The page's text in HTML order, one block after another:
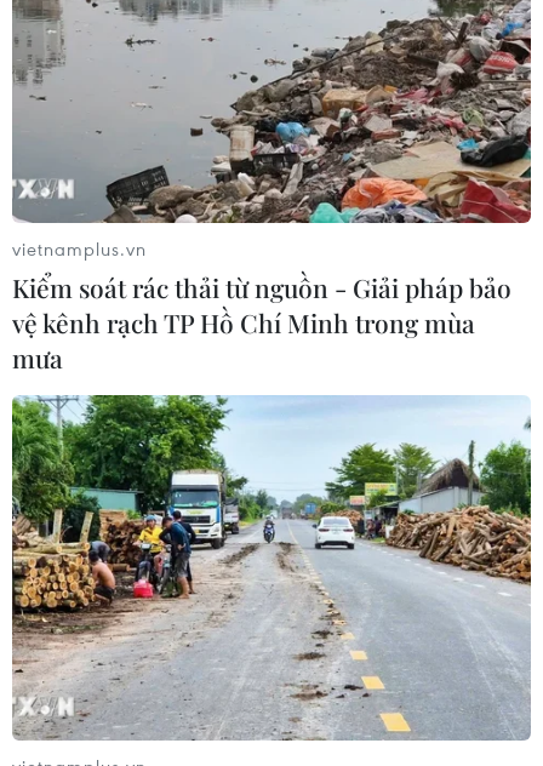
Ông Công Việt Cường tiếp tục được tín nhiệm
giữ chức Chủ tịch Hội người Hà Nội tại Đức./.
(Vietnam+)
#Du học Đức
#Hội người Hà Nội tại Đức
#Trung tâm Thương mại Đồng Xuân
#Việt Nam-Đức
#Ngày Giải phóng Thủ đô
#Tin nóng
#Tin mới
#Tin thời sự
#Thời sự trong ngày
#Thời sự nổi bật
#VietnamPlus
Đức
vietnamplus.vn
Kiểm soát rác thải từ nguồn - Giải pháp bảo
vệ kênh rạch TP Hồ Chí Minh trong mùa
mưa